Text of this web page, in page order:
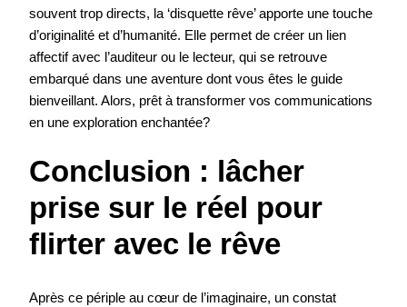
souvent trop directs, la ‘disquette rêve’ apporte une touche
d’originalité et d’humanité. Elle permet de créer un lien
affectif avec l’auditeur ou le lecteur, qui se retrouve
embarqué dans une aventure dont vous êtes le guide
bienveillant. Alors, prêt à transformer vos communications
en une exploration enchantée?
Conclusion : lâcher
prise sur le réel pour
flirter avec le rêve
Après ce périple au cœur de l’imaginaire, un constat